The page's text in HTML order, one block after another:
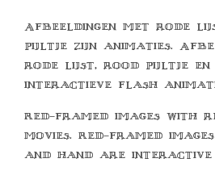
Afbeeldingen met rode
pijltje zijn animaties.
rode lijst, rood pijltje en
interactieve flash
Red-framed images with
movies. Red-framed
and hand are interactive